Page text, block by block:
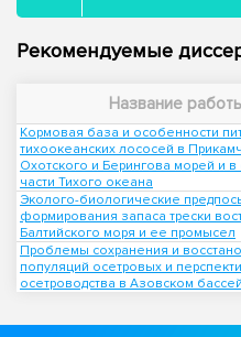
Рекомендуемые
Название
Кормовая база и особенности
тихоокеанских лососей в
Охотского и Берингова морей и в
части Тихого океана
Эколого-биологические
формирования запаса трески
Балтийского моря и ее промысел
Проблемы сохранения и
популяций осетровых и
осетроводства в Азовском